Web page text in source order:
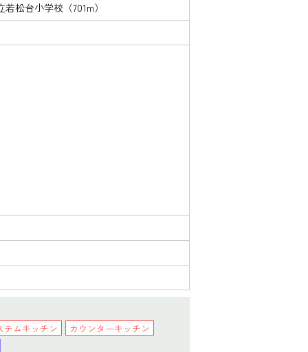
若松台小学校（701m）
テムキッチン
カウンターキッチン